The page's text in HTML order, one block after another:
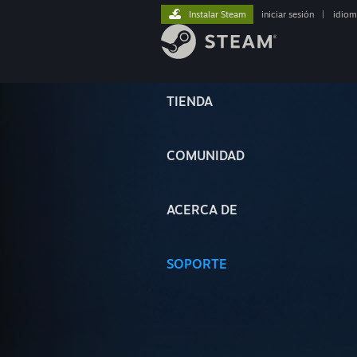
TIENDA
COMUNIDAD
ACERCA DE
SOPORTE
Instalar Steam iniciar sesión